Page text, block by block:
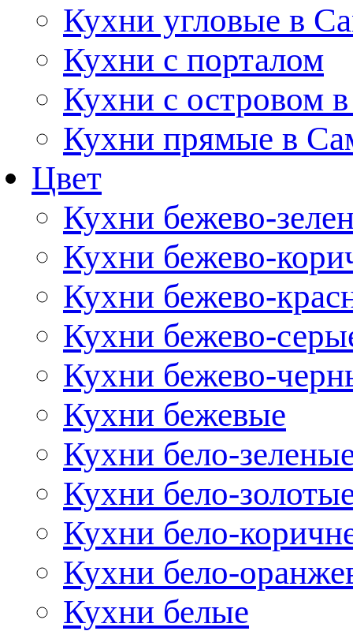
Кухни угловые в
Кухни с порталом
Кухни с островом
Кухни прямые в
Цвет
Кухни бежево-
Кухни бежево-
Кухни бежево-
Кухни бежево-
Кухни бежево-
Кухни бежевые
Кухни бело-
Кухни бело-
Кухни бело-
Кухни бело-
Кухни белые